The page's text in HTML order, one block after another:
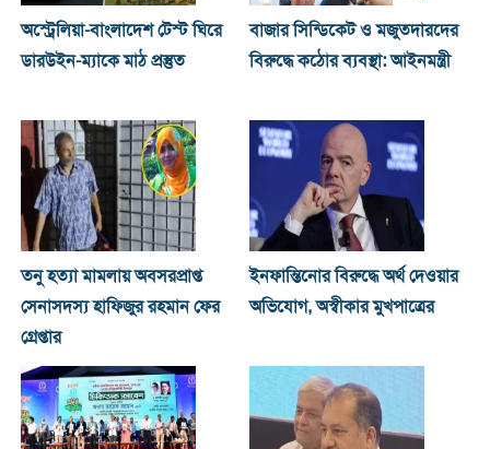
অস্ট্রেলিয়া-বাংলাদেশ টেস্ট ঘিরে
ডারউইন-ম্যাকে মাঠ প্রস্তুত
বাজার সিন্ডিকেট ও মজুতদারদের
বিরুদ্ধে কঠোর ব্যবস্থা: আইনমন্ত্রী
তনু হত্যা মামলায় অবসরপ্রাপ্ত
সেনাসদস্য হাফিজুর রহমান ফের
গ্রেপ্তার
ইনফান্তিনোর বিরুদ্ধে অর্থ দেওয়ার
অভিযোগ, অস্বীকার মুখপাত্রের